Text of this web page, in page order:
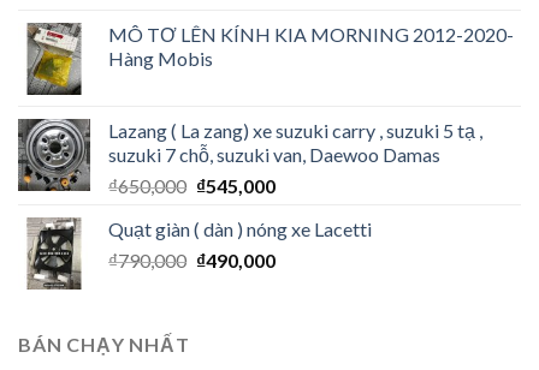
MÔ TƠ LÊN KÍNH KIA MORNING 2012-2020-
Hàng Mobis
Lazang ( La zang) xe suzuki carry , suzuki 5 tạ ,
suzuki 7 chỗ, suzuki van, Daewoo Damas
₫650,000 ₫545,000
Quạt giàn ( dàn ) nóng xe Lacetti
₫790,000 ₫490,000
BÁN CHẠY NHẤT